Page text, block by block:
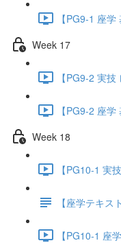
【PG9-1 座
Week 17
【PG9-2 実
【PG9-2 座
Week 18
【PG10-1 実
【座学テキス
【PG10-1 座